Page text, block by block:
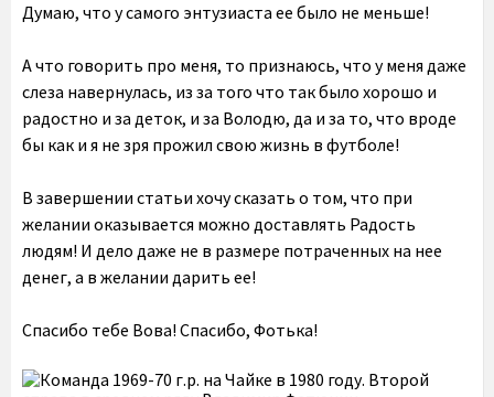
Думаю, что у самого энтузиаста ее было не меньше!
А что говорить про меня, то признаюсь, что у меня даже
слеза навернулась, из за того что так было хорошо и
радостно и за деток, и за Володю, да и за то, что вроде
бы как и я не зря прожил свою жизнь в футболе!
В завершении статьи хочу сказать о том, что при
желании оказывается можно доставлять Радость
людям! И дело даже не в размере потраченных на нее
денег, а в желании дарить ее!
Спасибо тебе Вова! Спасибо, Фотька!